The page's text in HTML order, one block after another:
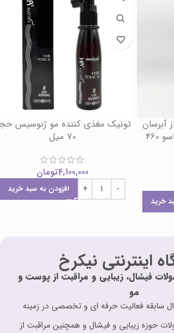
آبرسان
موهای خشک وشکننده واسو 460
خرید
تونیک مغذی کننده مو ژنوسیس
70 میل
4,100,000تومان
افزودن به سبد خرید
اینترنتی نیکرخ
فیشال، زیبایی و مراقبت از پوست و
مو
نیکرخ با 5 سال سابقه فعالیت حرفه ای و تخصصی در زمینه
حوزه زیبایی و فیشال و همچنین مراقبت از